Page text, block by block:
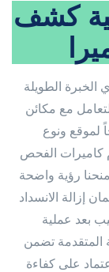
كشف
الخبرة الطويلة
مع مكائن
لموقع ونوع
كاميرات الفحص
رؤية واضحة
إزالة الانسداد
بعد عملية
المتقدمة تضمن
على كفاءة